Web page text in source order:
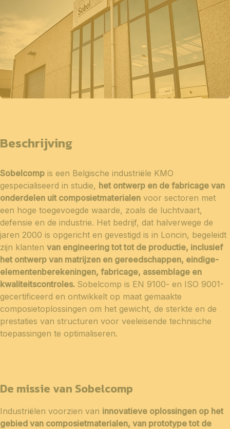
Beschrijving
Sobelcomp is een Belgische industriële KMO
gespecialiseerd in studie, het ontwerp en de fabricage van
onderdelen uit composietmaterialen voor sectoren met
een hoge toegevoegde waarde, zoals de luchtvaart,
defensie en de industrie. Het bedrijf, dat halverwege de
jaren 2000 is opgericht en gevestigd is in Loncin, begeleidt
zijn klanten van engineering tot tot de productie, inclusief
het ontwerp van matrijzen en gereedschappen, eindige-
elementenberekeningen, fabricage, assemblage en
kwaliteitscontroles. Sobelcomp is EN 9100- en ISO 9001-
gecertificeerd en ontwikkelt op maat gemaakte
composietoplossingen om het gewicht, de sterkte en de
prestaties van structuren voor veeleisende technische
toepassingen te optimaliseren.
De missie van Sobelcomp
Industriëlen voorzien van innovatieve oplossingen op het
gebied van composietmaterialen, van prototype tot de